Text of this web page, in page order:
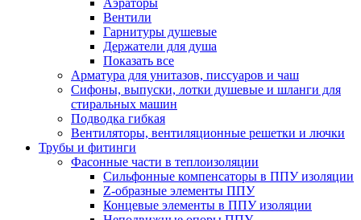
Аэраторы
Вентили
Гарнитуры душевые
Держатели для душа
Показать все
Арматура для унитазов, писсуаров и чаш
Сифоны, выпуски, лотки душевые и шланги для
стиральных машин
Подводка гибкая
Вентиляторы, вентиляционные решетки и лючки
Трубы и фитинги
Фасонные части в теплоизоляции
Cильфонные компенсаторы в ППУ изоляции
Z-образные элементы ППУ
Концевые элементы в ППУ изоляции